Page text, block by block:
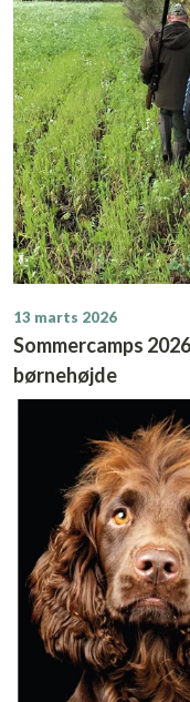
13 marts 2026
Sommercamps
børnehøjde